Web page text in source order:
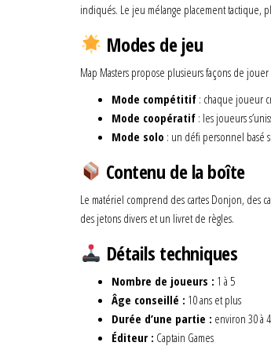
indiqués. Le jeu mélange placement tactique,
Modes de jeu
Map Masters propose plusieurs façons de jouer
Mode compétitif : chaque joueur
Mode coopératif : les joueurs
Mode solo : un défi personnel basé
Contenu de la boîte
Le matériel comprend des cartes Donjon, des
des jetons divers et un livret de règles.
Détails techniques
Nombre de joueurs : 1 à 5
Âge conseillé : 10 ans et plus
Durée d’une partie : environ 30 à
Éditeur : Captain Games